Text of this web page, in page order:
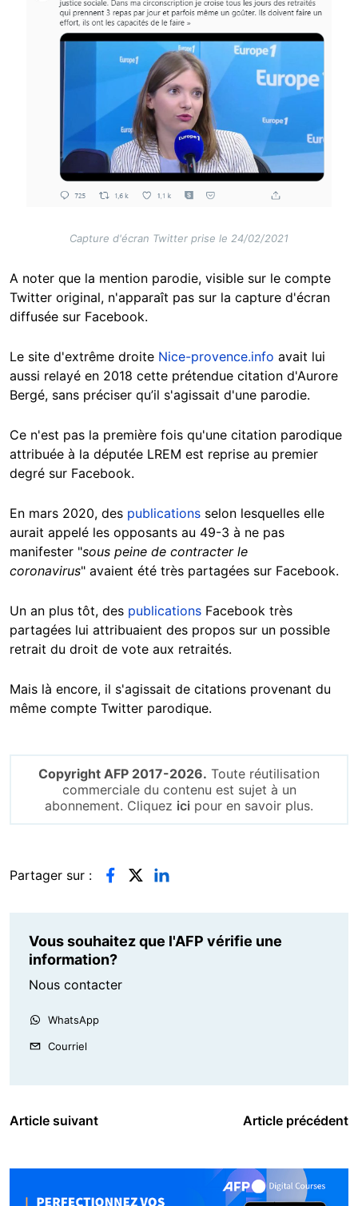
Capture d'écran Twitter prise le 24/02/2021
A noter que la mention parodie, visible sur le compte
Twitter original, n'apparaît pas sur la capture d'écran
diffusée sur Facebook.
Le site d'extrême droite Nice-provence.info avait lui
aussi relayé en 2018 cette prétendue citation d'Aurore
Bergé, sans préciser qu’il s'agissait d'une parodie.
Ce n'est pas la première fois qu'une citation parodique
attribuée à la députée LREM est reprise au premier
degré sur Facebook.
En mars 2020, des publications selon lesquelles elle
aurait appelé les opposants au 49-3 à ne pas
manifester "sous peine de contracter le
coronavirus" avaient été très partagées sur Facebook.
Un an plus tôt, des publications Facebook très
partagées lui attribuaient des propos sur un possible
retrait du droit de vote aux retraités.
Mais là encore, il s'agissait de citations provenant du
même compte Twitter parodique.
Copyright AFP 2017-2026. Toute réutilisation
commerciale du contenu est sujet à un
abonnement. Cliquez ici pour en savoir plus.
Partager sur :
Vous souhaitez que l'AFP vérifie une
information?
Nous contacter
WhatsApp
Courriel
Article suivant Article précédent